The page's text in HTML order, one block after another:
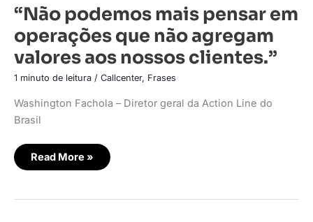
“Não podemos mais pensar em
operações que não agregam
valores aos nossos clientes.”
1 minuto de leitura / Callcenter, Frases
Washington Fachola – Diretor geral da Action Line do
Brasil
“Não
podemos
pensar
em
operações
que
não
agregam
aos
nossos
clientes.”
Read More »